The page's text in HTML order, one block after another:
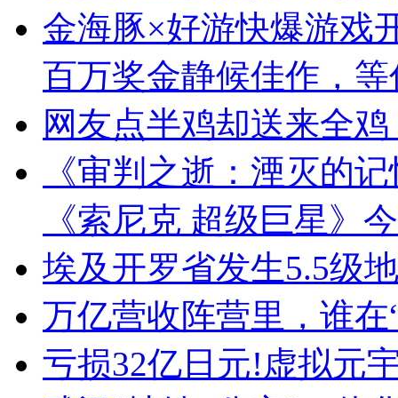
金海豚×好游快爆游戏
百万奖金静候佳作，
网友点半鸡却送来全
《审判之逝：湮灭的
《索尼克 超级巨星》
埃及开罗省发生5.5级
万亿营收阵营里，谁在
亏损32亿日元!虚拟元